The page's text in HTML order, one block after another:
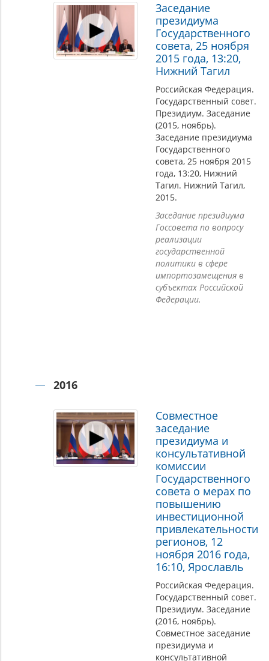
Заседание
президиума
Государственного
совета, 25 ноября
2015 года, 13:20,
Нижний Тагил
Российская Федерация.
Государственный совет.
Президиум. Заседание
(2015, ноябрь).
Заседание президиума
Государственного
совета, 25 ноября 2015
года, 13:20, Нижний
Тагил. Нижний Тагил,
2015.
Заседание президиума
Госсовета по вопросу
реализации
государственной
политики в сфере
импортозамещения в
субъектах Российской
Федерации.
2016
Совместное
заседание
президиума и
консультативной
комиссии
Государственного
совета о мерах по
повышению
инвестиционной
привлекательности
регионов, 12
ноября 2016 года,
16:10, Ярославль
Российская Федерация.
Государственный совет.
Президиум. Заседание
(2016, ноябрь).
Совместное заседание
президиума и
консультативной